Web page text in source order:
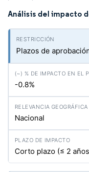
Análisis del impacto
Plazos de
-0.8%
Nacional
Corto plazo (≤ 2